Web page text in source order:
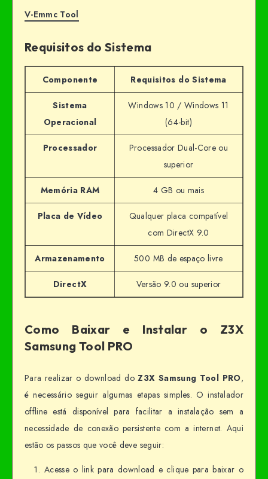
V-Emmc Tool
Requisitos do Sistema
Componente Requisitos do Sistema
Sistema
Operacional
Windows 10 / Windows 11
(64-bit)
Processador
Processador Dual-Core ou
superior
Memória RAM 4 GB ou mais
Placa de Vídeo
Qualquer placa compatível
com DirectX 9.0
Armazenamento 500 MB de espaço livre
DirectX Versão 9.0 ou superior
Como Baixar e Instalar o Z3X
Samsung Tool PRO
Para realizar o download doZ3X Samsung Tool PRO,
é necessário seguir algumas etapas simples. O instalador
offline está disponível para facilitar a instalação sem a
necessidade de conexão persistente com a internet. Aqui
estão os passos que você deve seguir:
Acesse o link para download e clique para baixar o